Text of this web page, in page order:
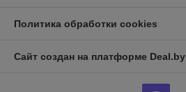
Политика обработки cookies
Сайт создан на платформе Deal.by